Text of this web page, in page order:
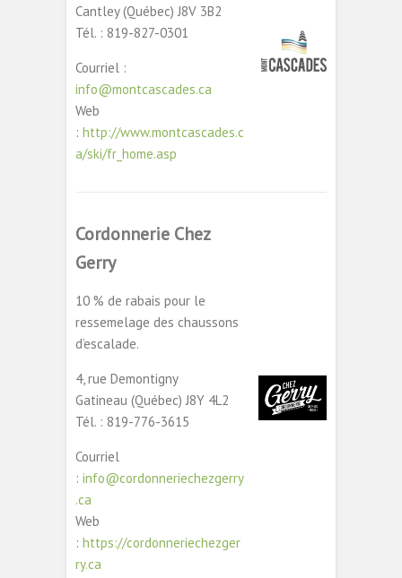
Cantley (Québec) J8V 3B2
Tél. : 819-827-0301
Courriel :
info@montcascades.ca
Web
: http://www.montcascades.c
a/ski/fr_home.asp
Cordonnerie Chez
Gerry
10 % de rabais pour le
ressemelage des chaussons
d’escalade.
4, rue Demontigny
Gatineau (Québec) J8Y 4L2
Tél. : 819-776-3615
Courriel
: info@cordonneriechezgerry
.ca
Web
: https://cordonneriechezger
ry.ca